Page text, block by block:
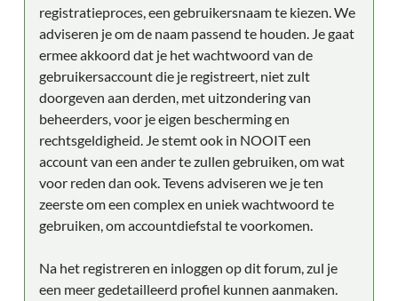
registratieproces, een gebruikersnaam te kiezen. We
adviseren je om de naam passend te houden. Je gaat
ermee akkoord dat je het wachtwoord van de
gebruikersaccount die je registreert, niet zult
doorgeven aan derden, met uitzondering van
beheerders, voor je eigen bescherming en
rechtsgeldigheid. Je stemt ook in NOOIT een
account van een ander te zullen gebruiken, om wat
voor reden dan ook. Tevens adviseren we je ten
zeerste om een complex en uniek wachtwoord te
gebruiken, om accountdiefstal te voorkomen.
Na het registreren en inloggen op dit forum, zul je
een meer gedetailleerd profiel kunnen aanmaken.